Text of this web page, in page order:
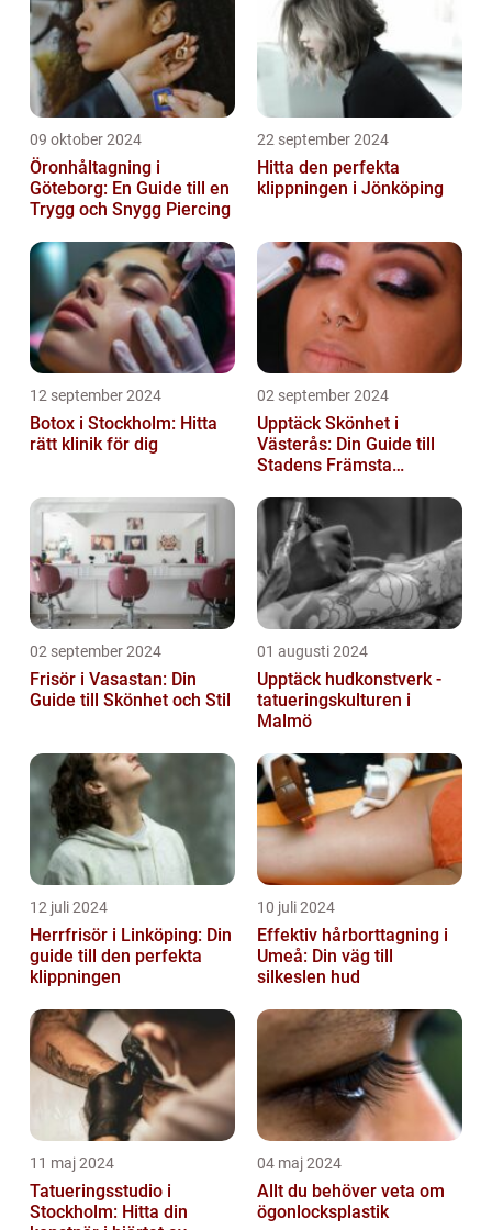
09 oktober 2024
Öronhåltagning i
Göteborg: En Guide till en
Trygg och Snygg Piercing
22 september 2024
Hitta den perfekta
klippningen i Jönköping
12 september 2024
Botox i Stockholm: Hitta
rätt klinik för dig
02 september 2024
Upptäck Skönhet i
Västerås: Din Guide till
Stadens Främsta
02 september 2024
Frisör i Vasastan: Din
Guide till Skönhet och Stil
01 augusti 2024
Upptäck hudkonstverk -
tatueringskulturen i
Malmö
12 juli 2024
Herrfrisör i Linköping: Din
guide till den perfekta
klippningen
10 juli 2024
Effektiv hårborttagning i
Umeå: Din väg till
silkeslen hud
11 maj 2024
Tatueringsstudio i
Stockholm: Hitta din
04 maj 2024
Allt du behöver veta om
ögonlocksplastik